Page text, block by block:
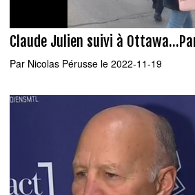
Claude Julien suivi à Ottawa...Par
Par Nicolas Pérusse le 2022-11-19